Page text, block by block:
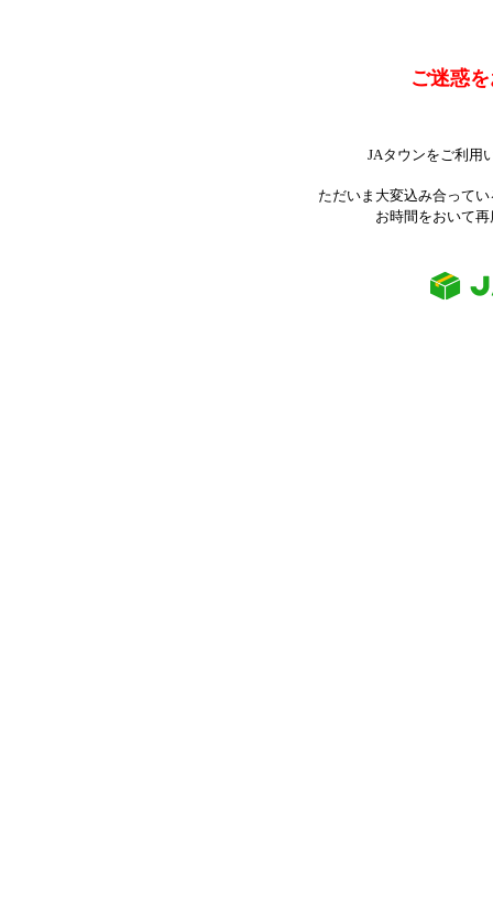
ご迷惑
JAタウンをご利用
ただいま大変込み合って
お時間をおいて